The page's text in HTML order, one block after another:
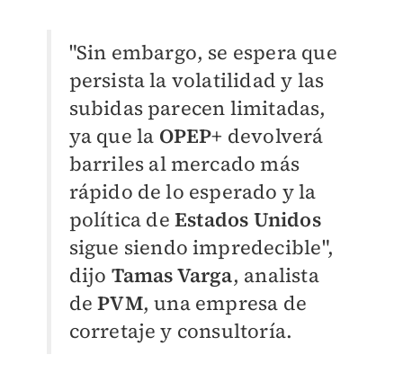
"Sin embargo, se espera que
persista la volatilidad y las
subidas parecen limitadas,
ya que la OPEP+ devolverá
barriles al mercado más
rápido de lo esperado y la
política de Estados Unidos
sigue siendo impredecible",
dijo Tamas Varga, analista
dePVM, una empresa de
corretaje y consultoría.